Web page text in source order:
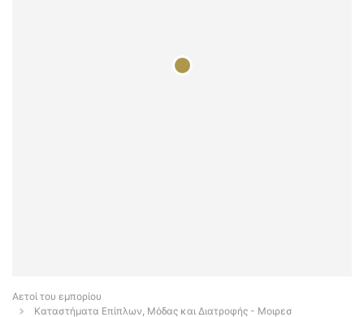
Αετοί του εμπορίου
Καταστήματα Επίπλων, Μόδας και Διατροφής - Μοιρεσ